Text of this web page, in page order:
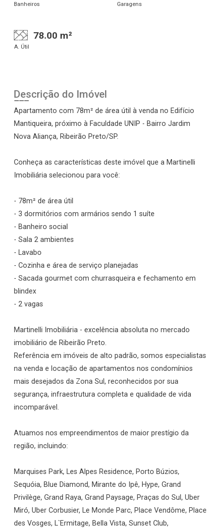
Banheiros Garagens
78.00 m²
A. Útil
Descrição do Imóvel
Apartamento com 78m² de área útil à venda no Edifício
Mantiqueira, próximo à Faculdade UNIP - Bairro Jardim
Nova Aliança, Ribeirão Preto/SP.
Conheça as características deste imóvel que a Martinelli
Imobiliária selecionou para você:
- 78m² de área útil
- 3 dormitórios com armários sendo 1 suíte
- Banheiro social
- Sala 2 ambientes
- Lavabo
- Cozinha e área de serviço planejadas
- Sacada gourmet com churrasqueira e fechamento em
blindex
- 2 vagas
Martinelli Imobiliária - excelência absoluta no mercado
imobiliário de Ribeirão Preto.
Referência em imóveis de alto padrão, somos especialistas
na venda e locação de apartamentos nos condomínios
mais desejados da Zona Sul, reconhecidos por sua
segurança, infraestrutura completa e qualidade de vida
incomparável.
Atuamos nos empreendimentos de maior prestígio da
região, incluindo:
Marquises Park, Les Alpes Residence, Porto Búzios,
Sequóia, Blue Diamond, Mirante do Ipê, Hype, Grand
Privilège, Grand Raya, Grand Paysage, Praças do Sul, Uber
Miró, Uber Corbusier, Le Monde Parc, Place Vendôme, Place
des Vosges, L`Ermitage, Bella Vista, Sunset Club,